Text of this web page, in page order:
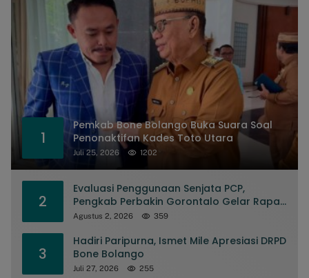
1
Pemkab Bone Bolango Buka Suara Soal
Penonaktifan Kades Toto Utara
Juli 25, 2026 1202
2
Evaluasi Penggunaan Senjata PCP,
Pengkab Perbakin Gorontalo Gelar Rapat
Pengurus
Agustus 2, 2026 359
3
Hadiri Paripurna, Ismet Mile Apresiasi DRPD
Bone Bolango
Juli 27, 2026 255